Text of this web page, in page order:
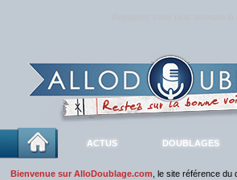
ACTUS DOUBLAGES
Bienvenue sur AlloDoublage.com , le site référence du